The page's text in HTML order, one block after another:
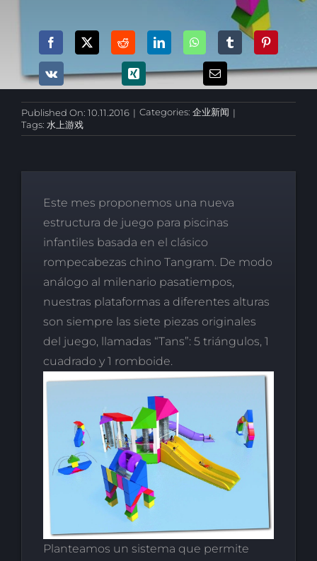
Published On: 10.11.2016 | Categories: 企业新闻 |
Tags: 水上游戏
Este mes proponemos una nueva
estructura de juego para piscinas
infantiles basada en el clásico
rompecabezas chino Tangram. De modo
análogo al milenario pasatiempos,
nuestras plataformas a diferentes alturas
son siempre las siete piezas originales
del juego, llamadas “Tans”: 5 triángulos, 1
cuadrado y 1 romboide.
Planteamos un sistema que permite